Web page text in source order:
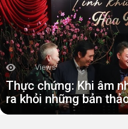
1.3k Views
Thực chứng: Khi âm
ra khỏi những bản